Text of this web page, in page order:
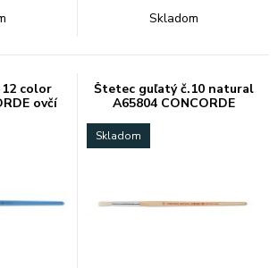
Skladom
color
ovčí
Štetec guľatý č.10 natural
A65804 CONCORDE
Skladom